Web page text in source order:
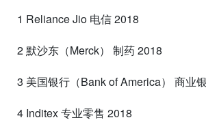
1 Reliance Jio 电信 2018
2 默沙东（Merck） 制药 2018
3 美国银行（Bank of America） 商业
4 Inditex 专业零售 2018